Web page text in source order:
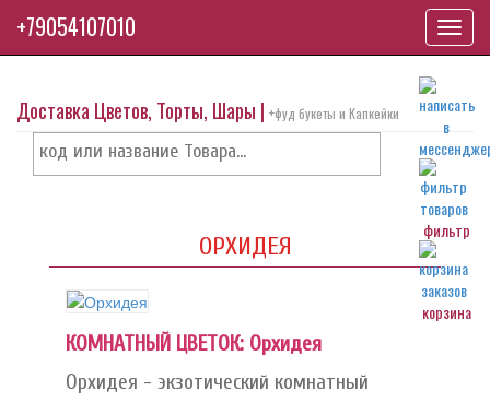
фильтр
корзина
Доставка Цветов, Торты, Шары | +фуд букеты и Капкейки
ОРХИДЕЯ
КОМНАТНЫЙ ЦВЕТОК: Орхидея
Орхидея - экзотический комнатный
+79054107010